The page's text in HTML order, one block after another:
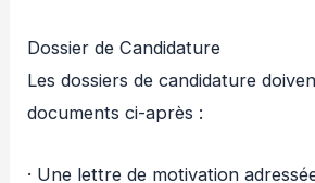
Dossier de Candidature
Les dossiers de candidature
documents ci-après :
· Une lettre de motivation